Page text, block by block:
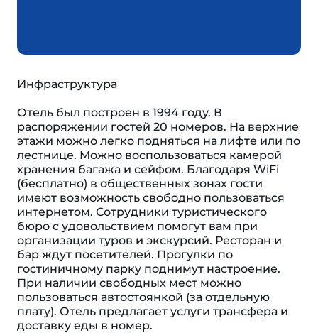
Инфраструктура
Отель был построен в 1994 году. В
распоряжении гостей 20 номеров. На верхние
этажи можно легко подняться на лифте или по
лестнице. Можно воспользоваться камерой
хранения багажа и сейфом. Благодаря WiFi
(бесплатно) в общественных зонах гости
имеют возможность свободно пользоваться
интернетом. Сотрудники туристического
бюро с удовольствием помогут вам при
организации туров и экскурсий. Ресторан и
бар ждут посетителей. Прогулки по
гостиничному парку поднимут настроение.
При наличии свободных мест можно
пользоваться автостоянкой (за отдельную
плату). Отель предлагает услуги трансфера и
доставку еды в номер.